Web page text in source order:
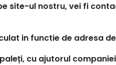
site-ul nostru, vei fi
in functie de adresa
cu ajutorul